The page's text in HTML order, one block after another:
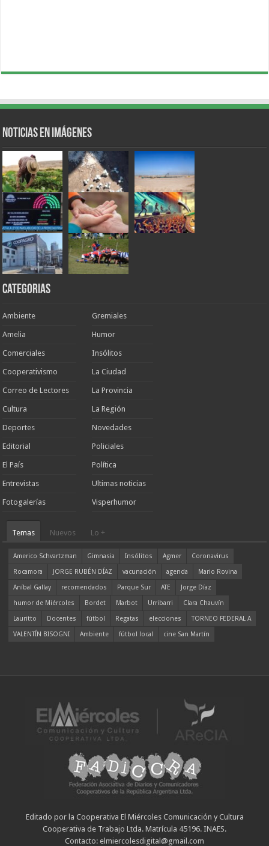
Noticias en Imágenes
Categorias
Ambiente
Amelia
Comerciales
Cooperativismo
Correo de Lectores
Cultura
Deportes
Editorial
El País
Entrevistas
Fotogalerías
Gremiales
Humor
Insólitos
La Ciudad
La Provincia
La Región
Novedades
Policiales
Política
Ultimas noticias
Visperhumor
Temas Nuevos Lo +
Americo Schvartzman Gimnasia Insólitos Agmer
Coronavirus
Rocamora
JORGE RUBÉN DÍAZ vacunación agenda
Mario Rovina
Aníbal Gallay
recomendados Parque Sur ATE
Jorge Díaz
humor de Miércoles
Bordet Marbot Urribarri
Clara Chauvín
Lauritto
Docentes fútbol Regatas elecciones
TORNEO FEDERAL A
VALENTÍN BISOGNI
Ambiente fútbol local cine San Martín
Editado por la Cooperativa El Miércoles Comunicación y Cultura
Cooperativa de Trabajo Ltda. Matrícula 45196. INAES.
Contacto: elmiercolesdigital@gmail.com